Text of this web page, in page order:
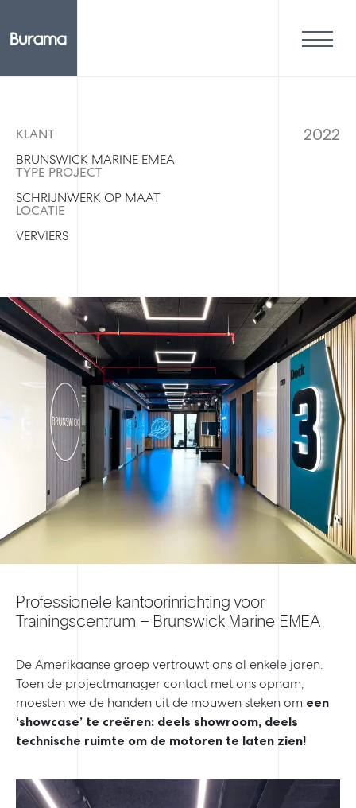
KLANT
BRUNSWICK MARINE EMEA
2022
TYPE PROJECT
SCHRIJNWERK OP MAAT
LOCATIE
VERVIERS
Professionele kantoorinrichting voor
Trainingscentrum – Brunswick Marine EMEA
De Amerikaanse groep vertrouwt ons al enkele jaren.
Toen de projectmanager contact met ons opnam,
moesten we de handen uit de mouwen steken om een
‘showcase’ te creëren: deels showroom, deels
technische ruimte om de motoren te laten zien!